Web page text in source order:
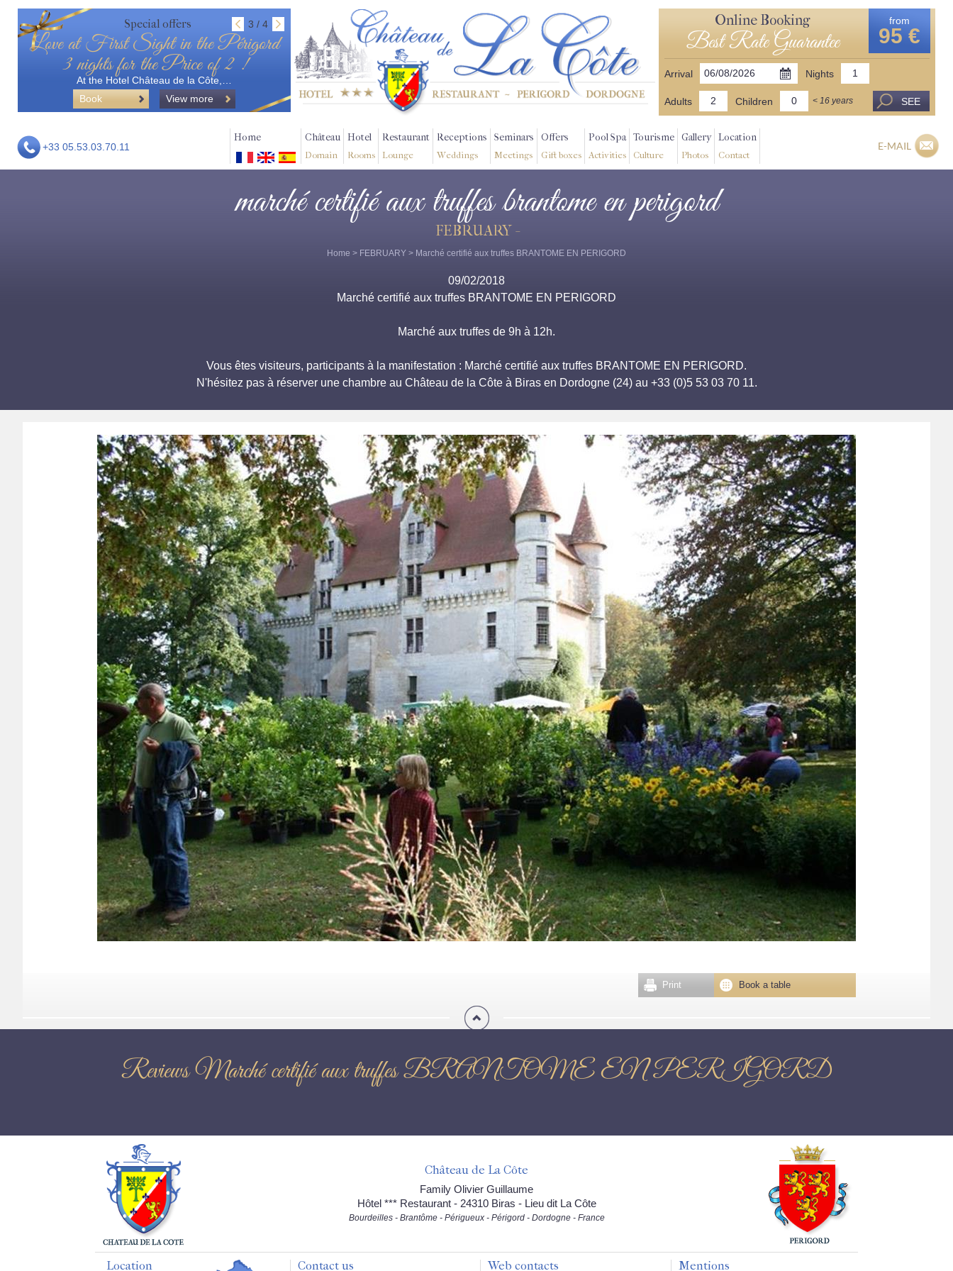
Special offers 3 / 4
Love at First Sight in the Périgord
3 nights for the Price of 2 !
At the Hotel Château de la Côte,…
Book
View more
Online Booking
Best Rate Guarantee
from
95 €
Arrival Nights
Adults Children < 16 years SEE
+33 05.53.03.70.11
Home Château
Domain
Hotel
Rooms
Restaurant
Lounge
Receptions
Weddings
Seminars
Meetings
Offers
Gift boxes
Pool Spa
Activities
Tourisme
Culture
Gallery
Photos
Location
Contact
E-MAIL
marché certifié aux truffes brantome en perigord
FEBRUARY -
Home > FEBRUARY > Marché certifié aux truffes BRANTOME EN PERIGORD
09/02/2018
Marché certifié aux truffes BRANTOME EN PERIGORD
Marché aux truffes de 9h à 12h.
Vous êtes visiteurs, participants à la manifestation : Marché certifié aux truffes BRANTOME EN PERIGORD.
N'hésitez pas à réserver une chambre au Château de la Côte à Biras en Dordogne (24) au +33 (0)5 53 03 70 11.
Book a table
Print
Reviews Marché certifié aux truffes BRANTOME EN PERIGORD
Château de La Côte
Family Olivier Guillaume
Hôtel *** Restaurant - 24310 Biras - Lieu dit La Côte
Bourdeilles - Brantôme - Périgueux - Périgord - Dordogne - France
Location Contact us Web contacts Mentions